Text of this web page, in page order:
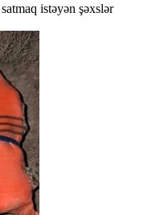
istəyən şəxslər